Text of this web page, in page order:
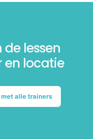
lessen
en locatie
alle trainers